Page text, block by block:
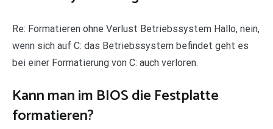
Re: Formatieren ohne Verlust Betriebssystem Hallo, nein,
wenn sich auf C: das Betriebssystem befindet geht es
bei einer Formatierung von C: auch verloren.
Kann man im BIOS die Festplatte
formatieren?